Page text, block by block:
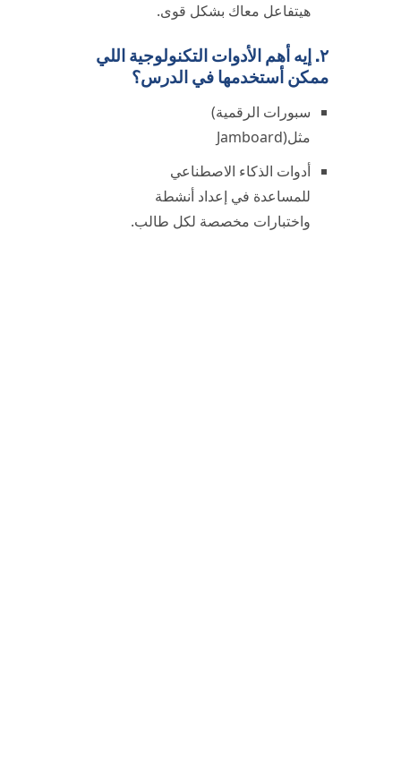
هيتفاعل معاك بشكل قوى.
٢. إيه أهم الأدوات التكنولوجية اللي
ممكن أستخدمها في الدرس؟
سبورات الرقمية)
مثل(Jamboard
أدوات الذكاء الاصطناعي
للمساعدة في إعداد أنشطة
واختبارات مخصصة لكل طالب.